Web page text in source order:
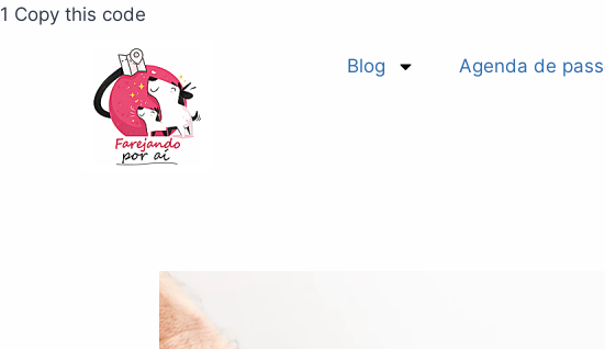
1 Copy this code
Blog Agenda de